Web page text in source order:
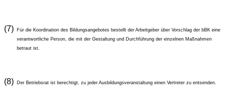
(7)
Für die Koordination des Bildungsangebotes bestellt der Arbeitgeber über Vorschlag der bBK eine
verantwortliche Person, die mit der Gestaltung und Durchführung der einzelnen Maßnahmen
betraut ist.
(8) Der Betriebsrat ist berechtigt, zu jeder Ausbildungsveranstaltung einen Vertreter zu entsenden.